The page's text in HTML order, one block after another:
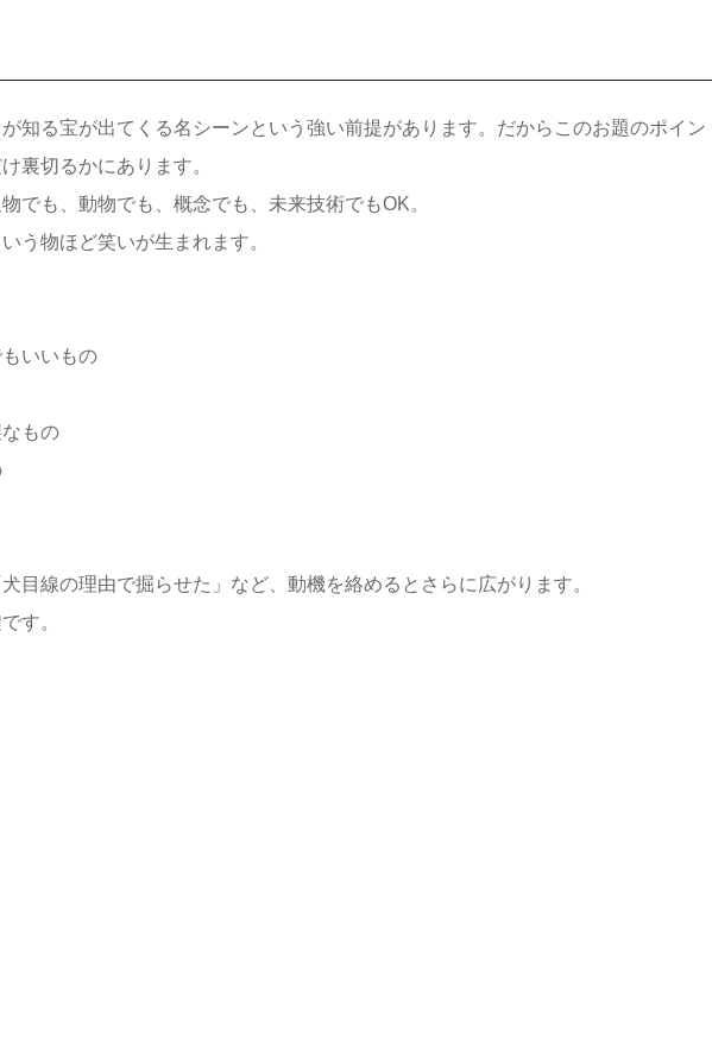
知る宝が出てくる名シーンという強い前提があります。だからこのお題のポイン
裏切るかにあります。
でも、動物でも、概念でも、未来技術でもOK。
う物ほど笑いが生まれます。
いいもの
もの
目線の理由で掘らせた」など、動機を絡めるとさらに広がります。
す。